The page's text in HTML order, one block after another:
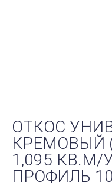
ОТКОС
КРЕМОВЫЙ
1,095 КВ.М/
ПРОФИЛЬ